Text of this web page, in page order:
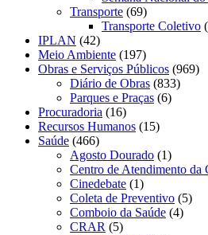
Transporte (69)
Transporte Coletivo
IPLAN (42)
Meio Ambiente (197)
Obras e Serviços Públicos (969)
Diário de Obras (833)
Parques e Praças (6)
Procuradoria (16)
Recursos Humanos (15)
Saúde (466)
Agosto Dourado (1)
Centro de Atendimento da
Cinedebate (1)
Coleta de Preventivo (5)
Comboio da Saúde (4)
CRAR (5)